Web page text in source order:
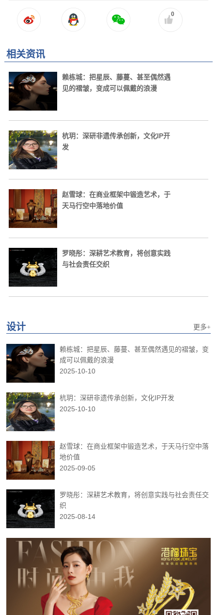
0
相关资讯
赖栋城：把星辰、藤蔓、甚至偶然遇
见的褶皱，变成可以佩戴的浪漫
杭玥：深研非遗传承创新，文化IP开
发
赵雪球：在商业框架中锻造艺术，于
天马行空中落地价值
罗晓彤：深耕艺术教育，将创意实践
与社会责任交织
设计 更多+
赖栋城：把星辰、藤蔓、甚至偶然遇见的褶皱，变
成可以佩戴的浪漫
2025-10-10
杭玥：深研非遗传承创新，文化IP开发
2025-10-10
赵雪球：在商业框架中锻造艺术，于天马行空中落
地价值
2025-09-05
罗晓彤：深耕艺术教育，将创意实践与社会责任交
织
2025-08-14